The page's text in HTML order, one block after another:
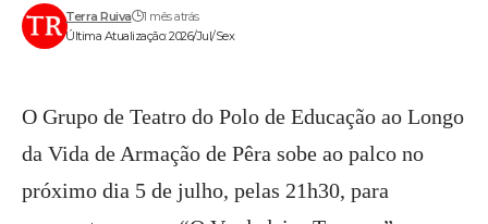
Última Atualização: 2026/Jul/Sex
Terra Ruiva 1 mês atrás
O Grupo de Teatro do Polo de Educação ao Longo
da Vida de Armação de Pêra sobe ao palco no
próximo dia 5 de julho, pelas 21h30, para